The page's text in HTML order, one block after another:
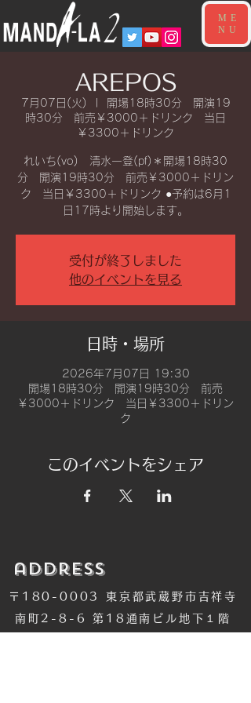
ME
NU
AREPOS
7月07日(火)
開場18時30分 開演19
時30分 前売￥3000＋ドリンク 当日
￥3300＋ドリンク
れいち(vo) 清水一登(pf)＊開場18時30
分 開演19時30分 前売￥3000＋ドリン
ク 当日￥3300＋ドリンク ●予約は6月1
日17時より開始します。
受付が終了しました
他のイベントを見る
日時・場所
2026年7月07日 19:30
開場18時30分 開演19時30分 前売
￥3000＋ドリンク 当日￥3300＋ドリン
ク
このイベントをシェア
​address
〒180-0003 東京都武蔵野市吉祥寺
南町2-8-6 第18通南ビル地下１階